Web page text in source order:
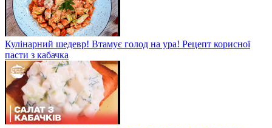
Кулінарний шедевр! Втамує голод на ура! Рецепт корисної
пасти з кабачка